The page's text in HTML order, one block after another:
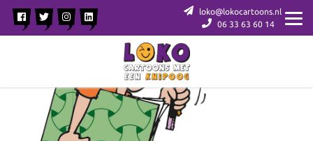
loko@lokocartoons.nl
06 33 63 60 14